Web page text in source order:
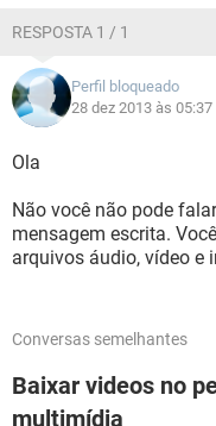
RESPOSTA 1 / 1
Perfil bloqueado
28 dez 2013 às 05:37
Ola
Não você não pode
mensagem escrita.
arquivos áudio, vídeo e
Conversas semelhantes
Baixar videos no
multimídia